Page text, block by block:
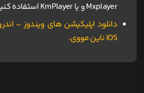
Mxplayer و یا KmPlayer استفاده کنید.
IOS ناین مووی.